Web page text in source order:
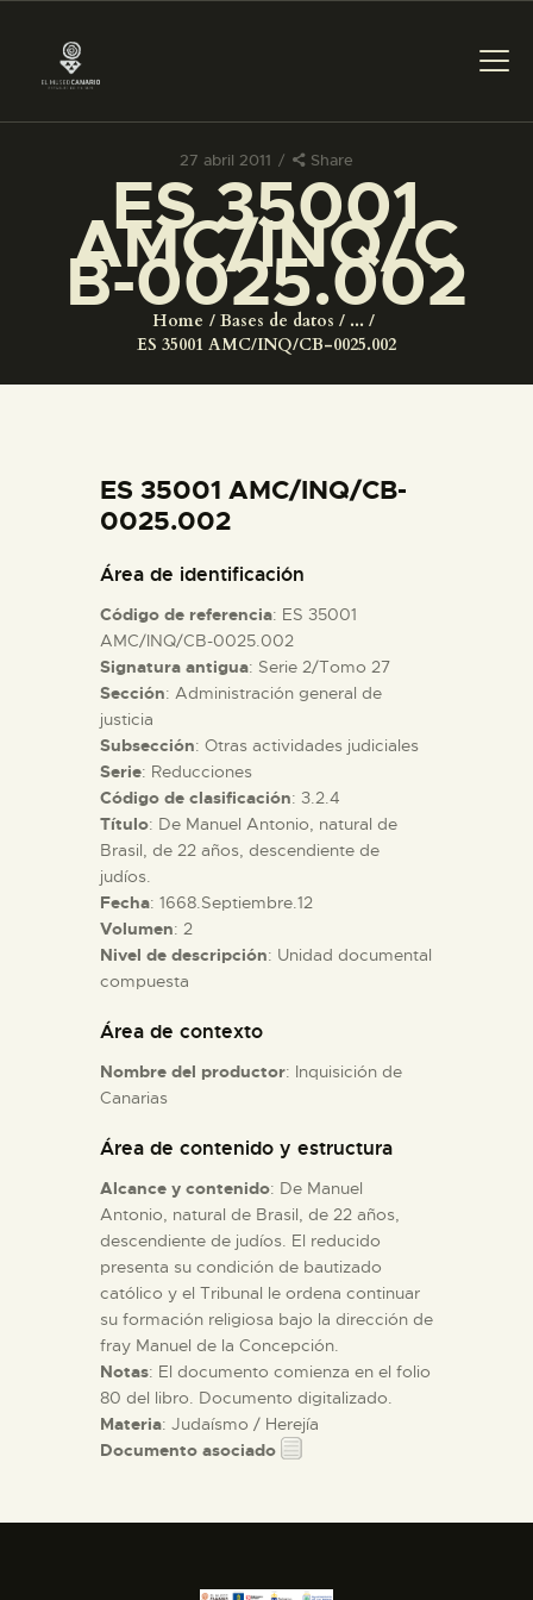
27 abril 2011 Share
ES 35001
AMC/INQ/C
B-0025.002
Home Bases de datos
...
ES 35001 AMC/INQ/CB-0025.002
PREPARAR LA VISITA
ACTIVIDADES
COLECCIONES
ESPAÑOL
PREPARAR LA VISITA
ACTIVIDADES
█
EL MUSEO
COLECCIONES
ES 35001 AMC/INQ/CB-
0025.002
Área de identificación
Código de referencia: ES 35001
AMC/INQ/CB-0025.002
Signatura antigua: Serie 2/Tomo 27
Sección: Administración general de
justicia
Subsección: Otras actividades judiciales
Serie: Reducciones
Código de clasificación: 3.2.4
Título: De Manuel Antonio, natural de
Brasil, de 22 años, descendiente de
judíos.
Fecha: 1668.Septiembre.12
Volumen: 2
Nivel de descripción: Unidad documental
compuesta
Área de contexto
Nombre del productor: Inquisición de
Canarias
Área de contenido y estructura
Alcance y contenido: De Manuel
Antonio, natural de Brasil, de 22 años,
descendiente de judíos. El reducido
presenta su condición de bautizado
católico y el Tribunal le ordena continuar
su formación religiosa bajo la dirección de
fray Manuel de la Concepción.
Notas: El documento comienza en el folio
80 del libro. Documento digitalizado.
Materia: Judaísmo / Herejía
Documento asociado